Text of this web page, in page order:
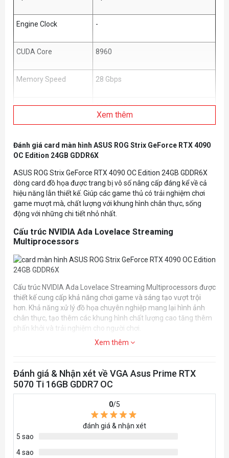
Engine Clock -
CUDA Core 8960
Memory Speed 28 Gbps
Bộ nhớ 16GB GDDR7
Kết nối
Yes x 2 (Native HDMI 2.1b)
Yes x 3 (Native DisplayPort 2.1a)
HDCP Support Yes (2.3)
Kích thước
Power Connectors 1 x 16-pin
Recommended PSU 850W
Xem thêm
Đánh giá card màn hình ASUS ROG Strix GeForce RTX 4090
OC Edition 24GB GDDR6X
ASUS ROG Strix GeForce RTX 4090 OC Edition 24GB GDDR6X
dòng card đồ họa được trang bị vô số nâng cấp đáng kể về cả
hiệu năng lẫn thiết kế. Giúp các game thủ có trải nghiệm chơi
game mượt mà, chất lượng với khung hình chân thực, sống
động với những chi tiết nhỏ nhất.
Cấu trúc NVIDIA Ada Lovelace Streaming
Multiprocessors
Cấu trúc NVIDIA Ada Lovelace Streaming Multiprocessors được
thiết kế cung cấp khả năng chơi game và sáng tạo vượt trội
hơn. Khả năng xử lý đồ họa chuyên nghiệp mang lại hình ảnh
chân thực, tạo thêm các khung hình chất lượng cao tăng thêm
phấn khởi và trải nghiệm cho người chơi.
Ngoài ra, ASUS ROG Strix RTX 4090 OC Edition 24GB GDDR6X
từ đó nâng cao hiệu suất tổng thể.
Lõi Tensor thế hệ thứ 4 tăng hiệu suất AI lên tới gấp
ASUS ROG Strix RTX 4090 OC Edition 24GB GDDR6X trang bị lõi
Xem thêm
Đánh giá & Nhận xét về VGA Asus Prime RTX
5070 Ti 16GB GDDR7 OC
0/5
đánh giá & nhận xét
5 sao
4 sao